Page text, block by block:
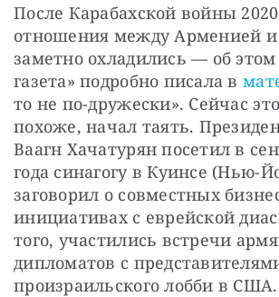
После Карабахской войны 2020
отношения между Арменией
заметно охладились — об
газета» подробно писала в
то не по-дружески». Сейчас
похоже, начал таять.
Ваагн Хачатурян посетил в
года синагогу в Куинсе (Нью-
заговорил о совместных
инициативах с еврейской
того, участились встречи
дипломатов с
произраильского лобби в США.